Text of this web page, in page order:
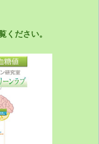
ください。